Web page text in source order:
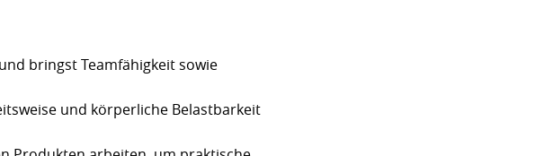
bringst Teamfähigkeit sowie
und körperliche Belastbarkeit